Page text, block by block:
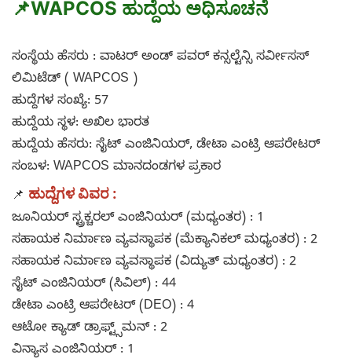
📌WAPCOS ಹುದ್ದೆಯ ಅಧಿಸೂಚನೆ
ಸಂಸ್ಥೆಯ ಹೆಸರು : ವಾಟರ್ ಅಂಡ್ ಪವರ್ ಕನ್ಸಲ್ಟೆನ್ಸಿ ಸರ್ವೀಸಸ್
ಲಿಮಿಟೆಡ್ ( WAPCOS )
ಹುದ್ದೆಗಳ ಸಂಖ್ಯೆ: 57
ಹುದ್ದೆಯ ಸ್ಥಳ: ಅಖಿಲ ಭಾರತ
ಹುದ್ದೆಯ ಹೆಸರು: ಸೈಟ್ ಎಂಜಿನಿಯರ್, ಡೇಟಾ ಎಂಟ್ರಿ ಆಪರೇಟರ್
ಸಂಬಳ: WAPCOS ಮಾನದಂಡಗಳ ಪ್ರಕಾರ
📌 ಹುದ್ದೆಗಳ ವಿವರ :
ಜೂನಿಯರ್ ಸ್ಟ್ರಕ್ಚರಲ್ ಎಂಜಿನಿಯರ್ (ಮಧ್ಯಂತರ) : 1
ಸಹಾಯಕ ನಿರ್ಮಾಣ ವ್ಯವಸ್ಥಾಪಕ (ಮೆಕ್ಯಾನಿಕಲ್ ಮಧ್ಯಂತರ) : 2
ಸಹಾಯಕ ನಿರ್ಮಾಣ ವ್ಯವಸ್ಥಾಪಕ (ವಿದ್ಯುತ್ ಮಧ್ಯಂತರ) : 2
ಸೈಟ್ ಎಂಜಿನಿಯರ್ (ಸಿವಿಲ್) : 44
ಡೇಟಾ ಎಂಟ್ರಿ ಆಪರೇಟರ್ (DEO) : 4
ಆಟೋ ಕ್ಯಾಡ್ ಡ್ರಾಫ್ಟ್ಸ್‌ಮನ್ : 2
ವಿನ್ಯಾಸ ಎಂಜಿನಿಯರ್ : 1